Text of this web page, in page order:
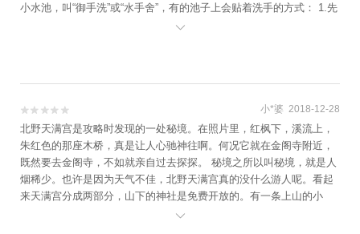
小水池，叫“御手洗”或“水手舍”，有的池子上会贴着洗手的方式： 1.先
用右手拿勺子，舀一瓢水，倒一点水洗左手； 2.再用左手拿勺子倒一
柄。（所有步骤都是用一瓢水来完成的） 6.将柄杓轻放回原处。我的
理解应该是清洁了手才可以去参拜吧~ ======================
====== 北野天满宫官网：http://kitanotenmangu.or.jp/top_cn.php 当
时看门票看走眼，以为天满宫门票是800日元，进去之后，看到这个宝
物殿的展览，说要800日元，我以为就是我们要看的正殿吧，傻乎乎买
了票进去，其实就是展出一些历史宝物，非常小的一间博物馆，不让


 小*婆 2018-12-28
北野天满宫是攻略时发现的一处秘境。在照片里，红枫下，溪流上，
朱红色的那座木桥，真是让人心驰神往啊。何况它就在金阁寺附近，
既然要去金阁寺，不如就亲自过去探探。 秘境之所以叫秘境，就是人
烟稀少。也许是因为天气不佳，北野天满宫真的没什么游人呢。看起
来天满宫分成两部分，山下的神社是免费开放的。有一条上山的小
道，沿那边上去就要门票咯。看了看山下的情况，这边的红叶居然有
